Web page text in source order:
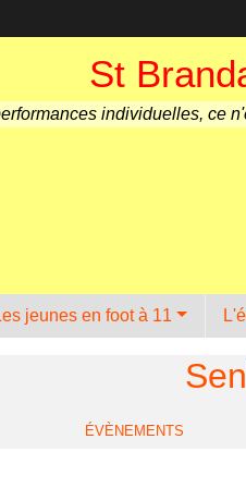
St
individuelles, ce
jeunes en foot à 11
ÉVÈNEMENTS